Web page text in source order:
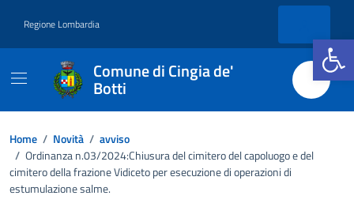
Apri la
Regione Lombardia
Comune di Cingia de'
Botti
Home / Novità / avviso
/ Ordinanza n.03/2024:Chiusura del cimitero del capoluogo e del
cimitero della frazione Vidiceto per esecuzione di operazioni di
estumulazione salme.